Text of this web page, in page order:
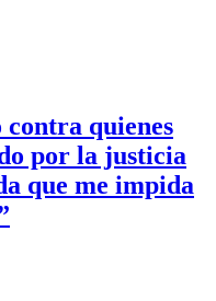
quienes
por la justicia
que me impida